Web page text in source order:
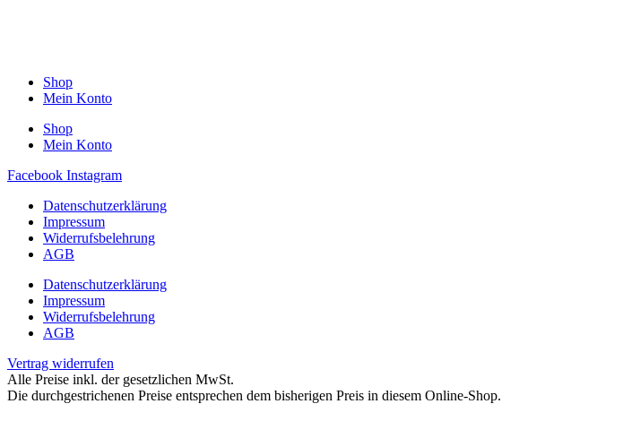
Shop
Mein Konto
Shop
Mein Konto
Facebook Instagram
Datenschutzerklärung
Impressum
Widerrufsbelehrung
AGB
Datenschutzerklärung
Impressum
Widerrufsbelehrung
AGB
Vertrag widerrufen
Alle Preise inkl. der gesetzlichen MwSt.
Die durchgestrichenen Preise entsprechen dem bisherigen Preis in diesem Online-Shop.